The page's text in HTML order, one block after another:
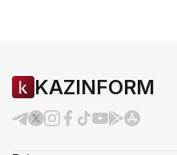
KAZINFORM